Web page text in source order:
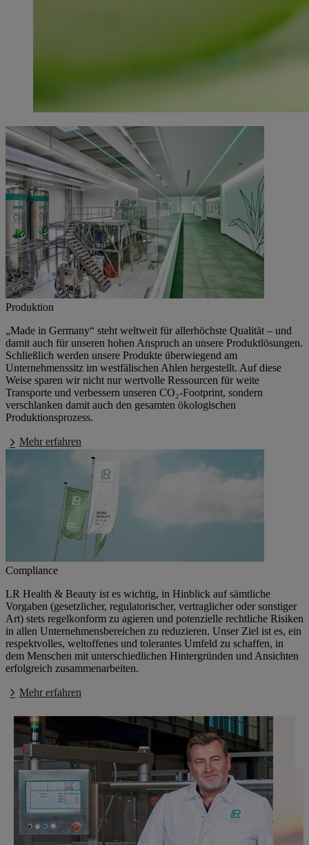
Produktion
„Made in Germany“ steht weltweit für allerhöchste Qualität – und
damit auch für unseren hohen Anspruch an unsere Produktlösungen.
Schließlich werden unsere Produkte überwiegend am
Unternehmenssitz im westfälischen Ahlen hergestellt. Auf diese
Weise sparen wir nicht nur wertvolle Ressourcen für weite
Transporte und verbessern unseren CO₂-Footprint, sondern
verschlanken damit auch den gesamten ökologischen
Produktionsprozess.
Mehr erfahren
Compliance
LR Health & Beauty ist es wichtig, in Hinblick auf sämtliche
Vorgaben (gesetzlicher, regulatorischer, vertraglicher oder sonstiger
Art) stets regelkonform zu agieren und potenzielle rechtliche Risiken
in allen Unternehmensbereichen zu reduzieren. Unser Ziel ist es, ein
respektvolles, weltoffenes und tolerantes Umfeld zu schaffen, in
dem Menschen mit unterschiedlichen Hintergründen und Ansichten
erfolgreich zusammenarbeiten.
Mehr erfahren